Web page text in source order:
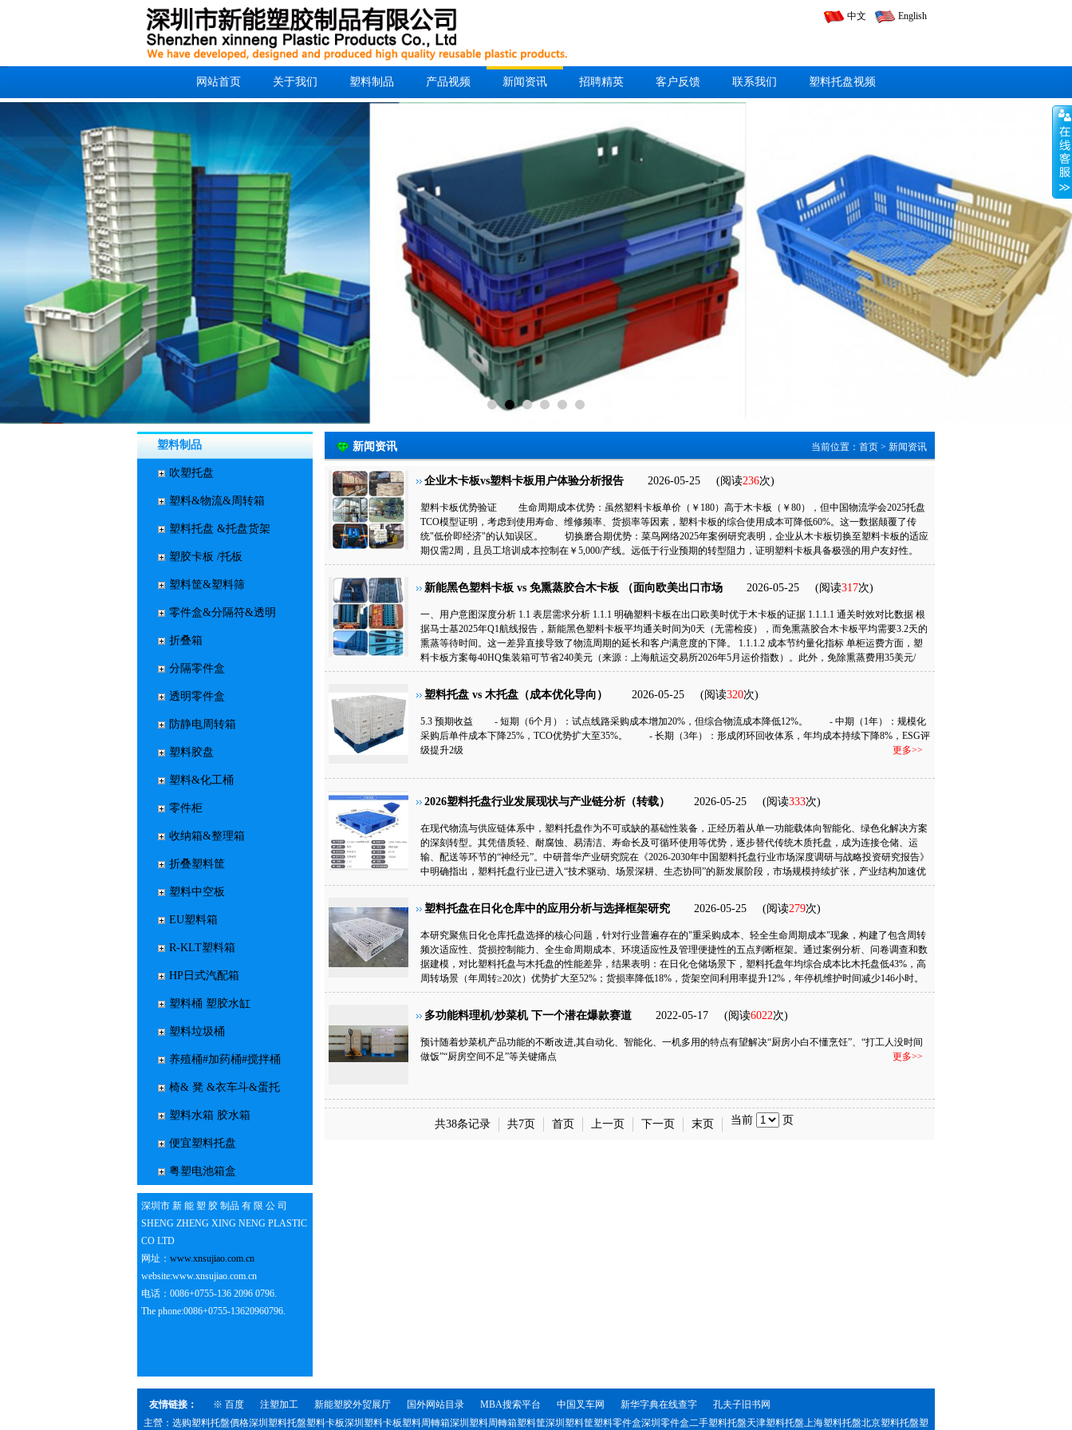
中文 English
网站首页 关于我们 塑料制品 产品视频 新闻资讯 招聘精英 客户反馈 联系我们 塑料托盘视频
塑料制品
吹塑托盘
塑料&物流&周转箱
塑料托盘 &托盘货架
塑胶卡板 /托板
塑料筐&塑料筛
零件盒&分隔符&透明
折叠箱
分隔零件盒
透明零件盒
防静电周转箱
塑料胶盘
塑料&化工桶
零件柜
收纳箱&整理箱
折叠塑料筐
塑料中空板
EU塑料箱
R-KLT塑料箱
HP日式汽配箱
塑料桶 塑胶水缸
塑料垃圾桶
养殖桶#加药桶#搅拌桶
椅& 凳 &衣车斗&蛋托
塑料水箱 胶水箱
便宜塑料托盘
粤塑电池箱盒
深圳市 新 能 塑 胶 制品 有 限 公 司
SHENG ZHENG XING NENG PLASTIC
CO LTD
网址： www.xnsujiao.com.cn
website:www.xnsujiao.com.cn
电话：0086+0755-136 2096 0796.
The phone:0086+0755-13620960796.
新闻资讯 当前位置： 首页 > 新闻资讯
企业木卡板vs塑料卡板用户体验分析报告 2026-05-25 (阅读236次)
塑料卡板优势验证 生命周期成本优势：虽然塑料卡板单价（￥180）高于木卡板（￥80），但中国物流学会2025托盘
TCO模型证明，考虑到使用寿命、维修频率、货损率等因素，塑料卡板的综合使用成本可降低60%。这一数据颠覆了传
统"低价即经济"的认知误区。 切换磨合期优势：菜鸟网络2025年案例研究表明，企业从木卡板切换至塑料卡板的适应
期仅需2周，且员工培训成本控制在￥5,000/产线。远低于行业预期的转型阻力，证明塑料卡板具备极强的用户友好性。
更多>>
新能黑色塑料卡板 vs 免熏蒸胶合木卡板 （面向欧美出口市场 2026-05-25 (阅读317次)
一、用户意图深度分析 1.1 表层需求分析 1.1.1 明确塑料卡板在出口欧美时优于木卡板的证据 1.1.1.1 通关时效对比数据 根
据马士基2025年Q1航线报告，新能黑色塑料卡板平均通关时间为0天（无需检疫），而免熏蒸胶合木卡板平均需要3.2天的
熏蒸等待时间。这一差异直接导致了物流周期的延长和客户满意度的下降。 1.1.1.2 成本节约量化指标 单柜运费方面，塑
料卡板方案每40HQ集装箱可节省240美元（来源：上海航运交易所2026年5月运价指数）。此外，免除熏蒸费用35美元/
件，按标准柜1000件计算，单柜可节约35,000美元的隐性成本。 1.2 深层动机分析 1.2.1 规避木卡板检疫风险 2025年美国
CBP数据显示，因ISPM15违规退运的胶合木卡板达1.2万票，货值4800万美元。塑料卡板凭借FDA食品接触级认证，实现
100%通关率，彻底消除这一风险。 1.2.2 降低综合成本 当塑料卡板量产达到5万片/月时，单件成本可降至18美元，低于木
卡板25%。同时，塑料卡板循环使用寿命达120次，是木卡板（60次）的两倍，长期使用成本优势更加显著。 1.2.3 提升客
户满意度 麦肯锡《2025全球托盘用户调研》显示，塑料卡板用户满意度达92%，远高于木卡板的71%。主要满意度差异来
源于通关时效、货物安全性和使用便利性三个方面。
更多>>
塑料托盘 vs 木托盘（成本优化导向） 2026-05-25 (阅读320次)
5.3 预期收益 - 短期（6个月）：试点线路采购成本增加20%，但综合物流成本降低12%。 - 中期（1年）：规模化
采购后单件成本下降25%，TCO优势扩大至35%。 - 长期（3年）：形成闭环回收体系，年均成本持续下降8%，ESG评
级提升2级
更多>>
2026塑料托盘行业发展现状与产业链分析（转载） 2026-05-25 (阅读333次)
在现代物流与供应链体系中，塑料托盘作为不可或缺的基础性装备，正经历着从单一功能载体向智能化、绿色化解决方案
的深刻转型。其凭借质轻、耐腐蚀、易清洁、寿命长及可循环使用等优势，逐步替代传统木质托盘，成为连接仓储、运
输、配送等环节的“神经元”。中研普华产业研究院在《2026-2030年中国塑料托盘行业市场深度调研与战略投资研究报告》
中明确指出，塑料托盘行业已进入“技术驱动、场景深耕、生态协同”的新发展阶段，市场规模持续扩张，产业结构加速优
化。
更多>>
塑料托盘在日化仓库中的应用分析与选择框架研究 2026-05-25 (阅读279次)
本研究聚焦日化仓库托盘选择的核心问题，针对行业普遍存在的"重采购成本、轻全生命周期成本"现象，构建了包含周转
频次适应性、货损控制能力、全生命周期成本、环境适应性及管理便捷性的五点判断框架。通过案例分析、问卷调查和数
据建模，对比塑料托盘与木托盘的性能差异，结果表明：在日化仓储场景下，塑料托盘年均综合成本比木托盘低43%，高
周转场景（年周转≥20次）优势扩大至52%；货损率降低18%，货架空间利用率提升12%，年停机维护时间减少146小时。
研究验证了塑料托盘在稳定性、卫生性和成本控制方面的显著优势，为日化企业提供了从"经验决策"到"数据驱动"的转型
工具，同时提出租赁模式可进一步降低初始投入门槛，推动行业向低碳仓储方向发展。
多功能料理机/炒菜机 下一个潜在爆款赛道 2022-05-17 (阅读6022次)
预计随着炒菜机产品功能的不断改进,其自动化、智能化、一机多用的特点有望解决“厨房小白不懂烹饪”、“打工人没时间
做饭”“厨房空间不足”等关键痛点
更多>>
共38条记录 共7页 首页 上一页 下一页 末页 当前 页
友情链接： ※ 百度 注塑加工 新能塑胶外贸展厅 国外网站目录 MBA搜索平台 中国叉车网 新华字典在线查字
孔夫子旧书网
主營：选购塑料托盤價格深圳塑料托盤塑料卡板深圳塑料卡板塑料周轉箱深圳塑料周轉箱塑料筐深圳塑料筐塑料零件盒深圳零件盒二手塑料托盤天津塑料托盤上海塑料托盤北京塑料托盤塑